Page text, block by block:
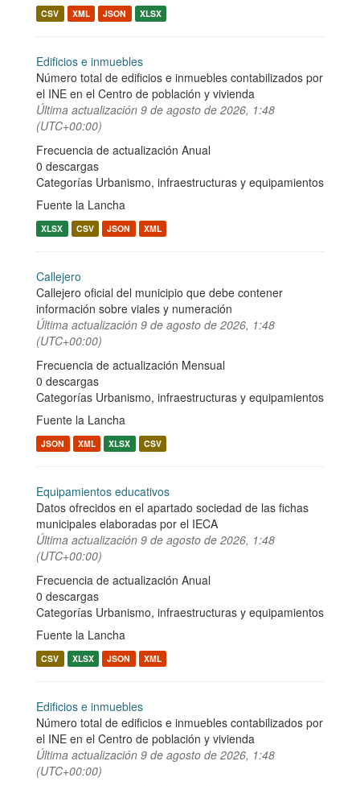
CSV XML JSON XLSX
Edificios e inmuebles
Número total de edificios e inmuebles contabilizados por
el INE en el Centro de población y vivienda
Última actualización 9 de agosto de 2026, 1:48
(UTC+00:00)
Frecuencia de actualización Anual
0 descargas
Categorías Urbanismo, infraestructuras y equipamientos
Fuente la Lancha
XLSX CSV JSON XML
Callejero
Callejero oficial del municipio que debe contener
información sobre viales y numeración
Última actualización 9 de agosto de 2026, 1:48
(UTC+00:00)
Frecuencia de actualización Mensual
0 descargas
Categorías Urbanismo, infraestructuras y equipamientos
Fuente la Lancha
JSON XML XLSX CSV
Equipamientos educativos
Datos ofrecidos en el apartado sociedad de las fichas
municipales elaboradas por el IECA
Última actualización 9 de agosto de 2026, 1:48
(UTC+00:00)
Frecuencia de actualización Anual
0 descargas
Categorías Urbanismo, infraestructuras y equipamientos
Fuente la Lancha
CSV XLSX JSON XML
Edificios e inmuebles
Número total de edificios e inmuebles contabilizados por
el INE en el Centro de población y vivienda
Última actualización 9 de agosto de 2026, 1:48
(UTC+00:00)